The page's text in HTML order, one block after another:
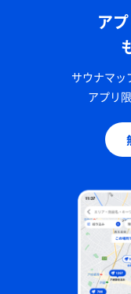
ア
サウナマッ
アプリ